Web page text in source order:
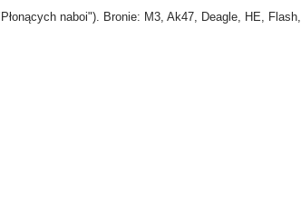
naboi"). Bronie: M3, Ak47, Deagle, HE, Flash,